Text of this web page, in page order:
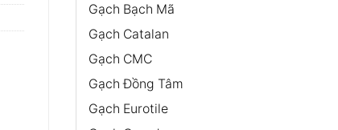
Gạch Bạch Mã
Gạch Catalan
Gạch CMC
Gạch Đồng Tâm
Gạch Eurotile